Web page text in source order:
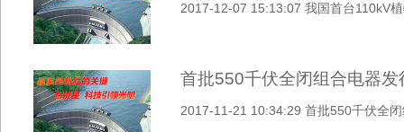
2017-12-07 15:13:07 我国首台110kV
首批550千伏全闭组合电器
2017-11-21 10:34:29 首批550千伏全